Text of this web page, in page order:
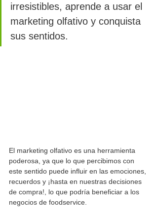
irresistibles, aprende a usar el
marketing olfativo y conquista
sus sentidos.
El marketing olfativo es una herramienta
poderosa, ya que lo que percibimos con
este sentido puede influir en las emociones,
recuerdos y ¡hasta en nuestras decisiones
de compra!, lo que podría beneficiar a los
negocios de foodservice.